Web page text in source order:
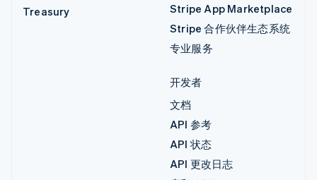
Treasury
Stripe App Marketplace
Stripe 合作伙伴生态系统
专业服务
开发者
文档
API 参考
API 状态
API 更改日志